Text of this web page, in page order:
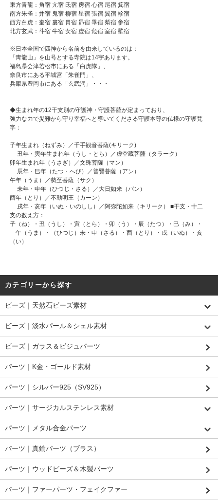
東方青龍：角宿 亢宿 氐宿 房宿 心宿 尾宿 箕宿
南方朱雀：井宿 鬼宿 柳宿 星宿 張宿 翼宿 軫宿
西方白虎：奎宿 婁宿 胃宿 昴宿 畢宿 觜宿 参宿
北方玄武：斗宿 牛宿 女宿 虚宿 危宿 室宿 壁宿
※日本全国で四神から名前を由来しているのは：
「靑龍山」を山号とする寺院は14宇あります。
福島県会津若松市にある「白虎隊」、
奈良市にある平城宮「朱雀門」、
兵庫県豊岡市にある「玄武洞」・・・
◆生まれ年の12干支別の守護神・守護菩薩が定まっており、
強力な力で災難から守り幸福へと導いてくださる守護本尊の仏様の守護梵
字：
子年生まれ（ねずみ）／千手観音菩薩(キリーク)
丑年・寅年生まれ年（うし・とら）／虚空蔵菩薩（タラーク）
卯年生まれ年（うさぎ）／文殊菩薩（マン）
辰年・巳年（たつ・へび）／普賢菩薩（アン）
午年（うま）／勢至菩薩（サク）
未年・申年（ひつじ・さる）／大日如来（バン）
酉年（とり）／不動明王（カーン）
戌年・亥年（いぬ・いのしし）／阿弥陀如来（キリーク） ■干支・十二
支の数え方：
子（ね）・丑（うし）・寅（とら）・卯（う）・辰（たつ）・巳（み）・
午（うま）・（ひつじ）未・申（さる）・酉（とり）・戌（いぬ）・亥
（い）
カテゴリーから探す
ビーズ｜天然石ビーズ素材
ビーズ｜淡水パール＆シェル素材
ビーズ｜ガラス＆ビジュパーツ
パーツ｜K金・ゴールド素材
パーツ｜シルバー925（SV925）
パーツ｜サージカルステンレス素材
パーツ｜メタル合金パーツ
パーツ｜真鍮パーツ（ブラス）
パーツ｜ウッドビーズ＆木製パーツ
パーツ｜ファーパーツ・フェイクファー